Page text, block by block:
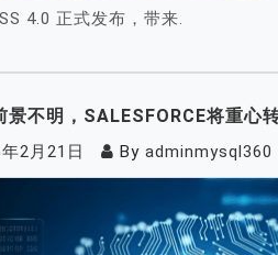
4.0 正式发布，带来.
景不明，SALESFORCE将重心
2月21日 By adminmysql360